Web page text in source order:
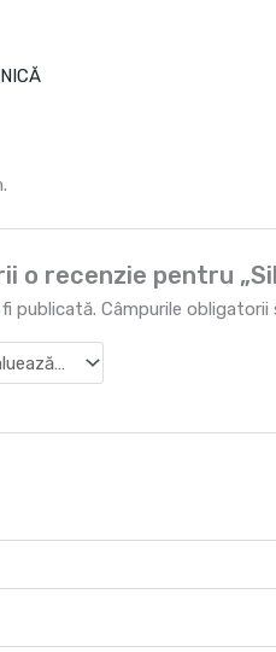
o recenzie pentru
publicată. Câmpurile